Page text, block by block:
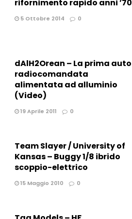
rifornimento rapido anni ’70
5 Ottobre 2014 0
dAlH2Orean – La prima auto
radiocomandata
alimentata ad alluminio
(Video)
19 Aprile 2011 0
Team Slayer / University of
Kansas – Buggy 1/8 ibrido
scoppio-elettrico
15 Maggio 2010 0